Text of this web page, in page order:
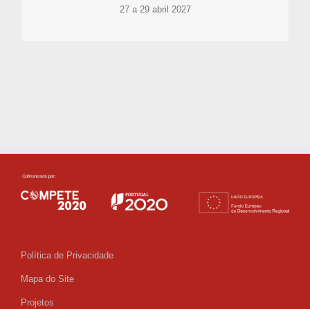
27 a 29 abril 2027
Política de Privacidade
Mapa do Site
Projetos